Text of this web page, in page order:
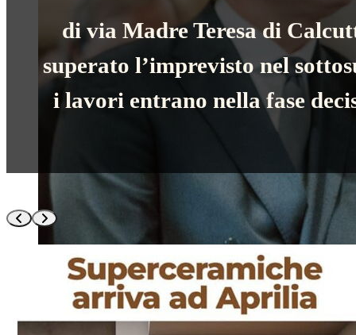
di via Madre Teresa di
superato l’imprevisto nel
i lavori entrano nella fase